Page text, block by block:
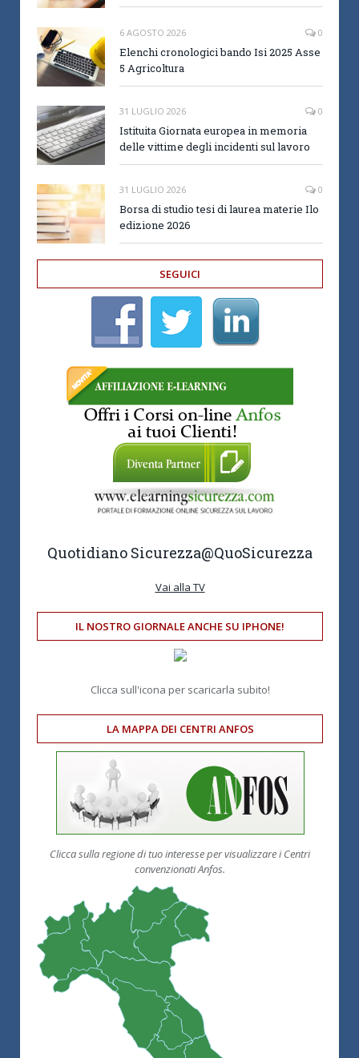
6 AGOSTO 2026 0
Elenchi cronologici bando Isi 2025 Asse
5 Agricoltura
31 LUGLIO 2026 0
Istituita Giornata europea in memoria
delle vittime degli incidenti sul lavoro
31 LUGLIO 2026 0
Borsa di studio tesi di laurea materie Ilo
edizione 2026
SEGUICI
Quotidiano Sicurezza@QuoSicurezza
Vai alla TV
IL NOSTRO GIORNALE ANCHE SU IPHONE!
Clicca sull'icona per scaricarla subito!
LA MAPPA DEI CENTRI ANFOS
Clicca sulla regione di tuo interesse per visualizzare i Centri
convenzionati Anfos.